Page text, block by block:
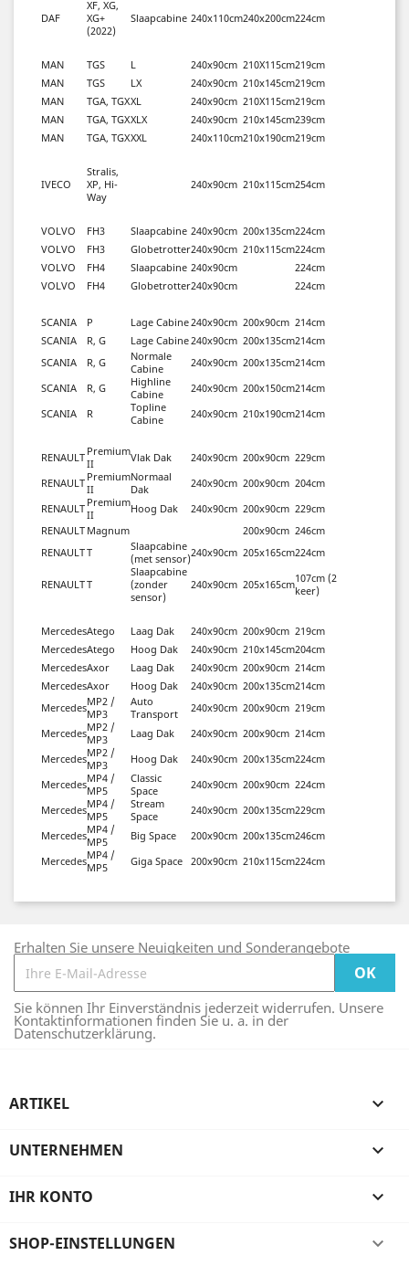
DAF
XF, XG,
XG+
(2022)
Slaapcabine 240x110cm240x200cm224cm
MAN TGS L 240x90cm 210X115cm219cm
MAN
TGS LX 240x90cm 210x145cm219cm
MAN
TGA, TGXXL 240x90cm 210X115cm219cm
MAN
TGA, TGXXLX 240x90cm 210x145cm239cm
MAN
TGA, TGXXXL 240x110cm210x190cm219cm
IVECO
Stralis,
XP, Hi-
Way
240x90cm 210x115cm254cm
VOLVO FH3 Slaapcabine 240x90cm 200x135cm224cm
VOLVO
FH3 Globetrotter240x90cm 210x115cm224cm
VOLVO
FH4 Slaapcabine 240x90cm
224cm
VOLVO
FH4 Globetrotter240x90cm 224cm
SCANIA P Lage Cabine 240x90cm 200x90cm 214cm
SCANIA
R, G Lage Cabine 240x90cm 200x135cm214cm
SCANIA
R, G
Normale
Cabine
240x90cm 200x135cm214cm
SCANIA
R, G
Highline
Cabine
240x90cm 200x150cm214cm
SCANIA
R
Topline
Cabine
240x90cm 210x190cm214cm
RENAULT Premium
II
Vlak Dak 240x90cm 200x90cm 229cm
RENAULT Premium
II
Normaal
Dak
240x90cm 200x90cm 204cm
RENAULT Premium
II
Hoog Dak 240x90cm 200x90cm 229cm
RENAULT Magnum 200x90cm 246cm
RENAULTT
Slaapcabine
(met sensor)240x90cm 205x165cm224cm
RENAULTT
Slaapcabine
(zonder
sensor)
240x90cm 205x165cm107cm (2
keer)
MercedesAtego Laag Dak 240x90cm 200x90cm 219cm
MercedesAtego Hoog Dak 240x90cm 210x145cm204cm
MercedesAxor Laag Dak 240x90cm 200x90cm 214cm
MercedesAxor Hoog Dak 240x90cm 200x135cm214cm
MercedesMP2 /
MP3
Auto
Transport
240x90cm 200x90cm 219cm
MercedesMP2 /
MP3
Laag Dak 240x90cm 200x90cm 214cm
MercedesMP2 /
MP3
Hoog Dak 240x90cm 200x135cm224cm
MercedesMP4 /
MP5
Classic
Space
240x90cm 200x90cm 224cm
MercedesMP4 /
MP5
Stream
Space
240x90cm 200x135cm229cm
MercedesMP4 /
MP5
Big Space 200x90cm 200x135cm246cm
MercedesMP4 /
MP5
Giga Space 200x90cm 210x115cm224cm
Erhalten Sie unsere Neuigkeiten und Sonderangebote
Sie können Ihr Einverständnis jederzeit widerrufen. Unsere
Kontaktinformationen finden Sie u. a. in der
Datenschutzerklärung.
ARTIKEL 
UNTERNEHMEN 
IHR KONTO 
SHOP-EINSTELLUNGEN keyboard_arrow_down